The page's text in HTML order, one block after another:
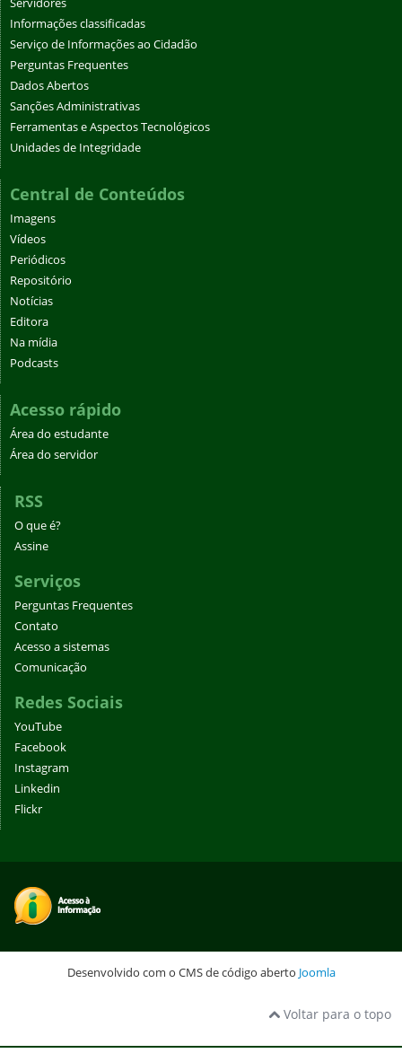
Servidores
Informações classificadas
Serviço de Informações ao Cidadão
Perguntas Frequentes
Dados Abertos
Sanções Administrativas
Ferramentas e Aspectos Tecnológicos
Unidades de Integridade
Central de Conteúdos
Imagens
Vídeos
Periódicos
Repositório
Notícias
Editora
Na mídia
Podcasts
Acesso rápido
Área do estudante
Área do servidor
RSS
O que é?
Assine
Serviços
Perguntas Frequentes
Contato
Acesso a sistemas
Comunicação
Redes Sociais
YouTube
Facebook
Instagram
Linkedin
Flickr
Desenvolvido com o CMS de código aberto Joomla
Voltar para o topo